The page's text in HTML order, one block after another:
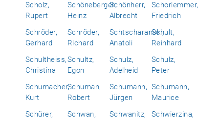
Scholz,
Rupert
Schöneberger,
Heinz
Schönherr,
Albrecht
Schorlemmer,
Friedrich
Schröder,
Gerhard
Schröder,
Richard
Schtscharanski,
Anatoli
Schult,
Reinhard
Schultheiss,
Christina
Schultz,
Egon
Schulz,
Adelheid
Schulz,
Peter
Schumacher,
Kurt
Schuman,
Robert
Schumann,
Jürgen
Schumann,
Maurice
Schürer,
Schwan,
Schwanitz,
Schwierzina,